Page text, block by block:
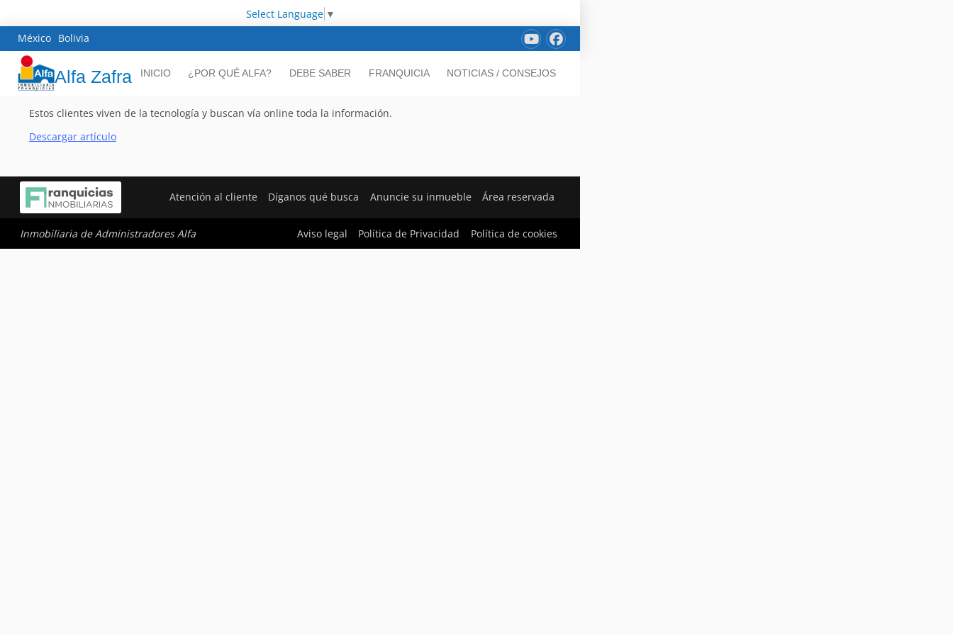
Select Language ▼
México Bolivia
Alfa Zafra INICIO ¿POR QUÉ ALFA? DEBE SABER FRANQUICIA NOTICIAS / CONSEJOS
Estos clientes viven de la tecnología y buscan vía online toda la información.
Descargar artículo
Atención al cliente Díganos qué busca Anuncie su inmueble Área reservada
Inmobiliaria de Administradores Alfa Aviso legal Política de Privacidad Política de cookies